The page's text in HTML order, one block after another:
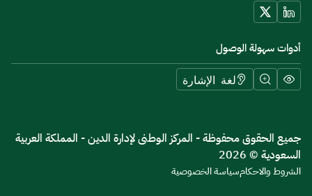
أدوات سهولة الوصول
لغة الإشارة
جميع الحقوق محفوظة - المركز الوطنى لإدارة الدين - المملكة العربية
السعودية © 2026
الشروط والاحكامسياسة الخصوصية